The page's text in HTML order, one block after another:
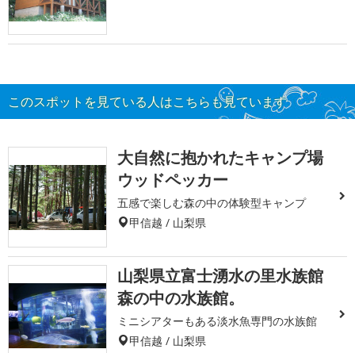
このスポットを見ている人はこちらも見ています
大自然に抱かれたキャンプ場
ウッドペッカー
五感で楽しむ森の中の体験型キャンプ
甲信越 / 山梨県
山梨県立富士湧水の里水族館
森の中の水族館。
ミニシアターもある淡水魚専門の水族館
甲信越 / 山梨県